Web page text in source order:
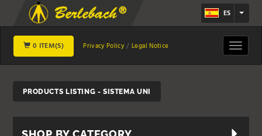
ES
0 ITEM(S) Privacy Policy Legal Notice
Toggle
PRODUCTS LISTING - SISTEMA UNI